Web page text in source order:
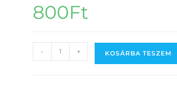
800Ft
- + KOSÁRBA TESZEM